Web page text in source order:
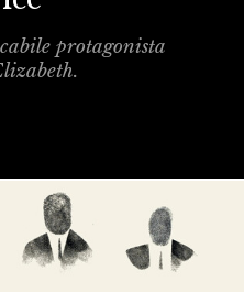
protagonista